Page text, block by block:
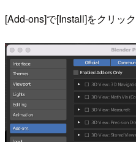
[Add-ons]で[Install]をクリック